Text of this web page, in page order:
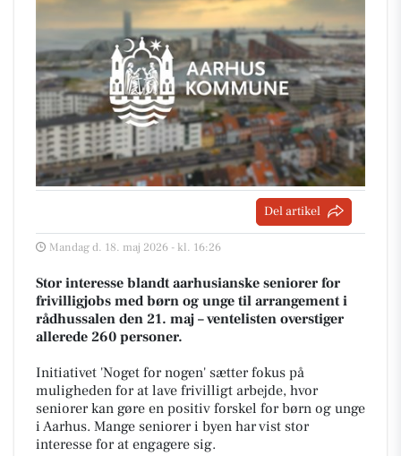
Del artikel
Mandag d. 18. maj 2026 - kl. 16:26
Stor interesse blandt aarhusianske seniorer for
frivilligjobs med børn og unge til arrangement i
rådhussalen den 21. maj – ventelisten overstiger
allerede 260 personer.
Initiativet 'Noget for nogen' sætter fokus på
muligheden for at lave frivilligt arbejde, hvor
seniorer kan gøre en positiv forskel for børn og unge
i Aarhus. Mange seniorer i byen har vist stor
interesse for at engagere sig.